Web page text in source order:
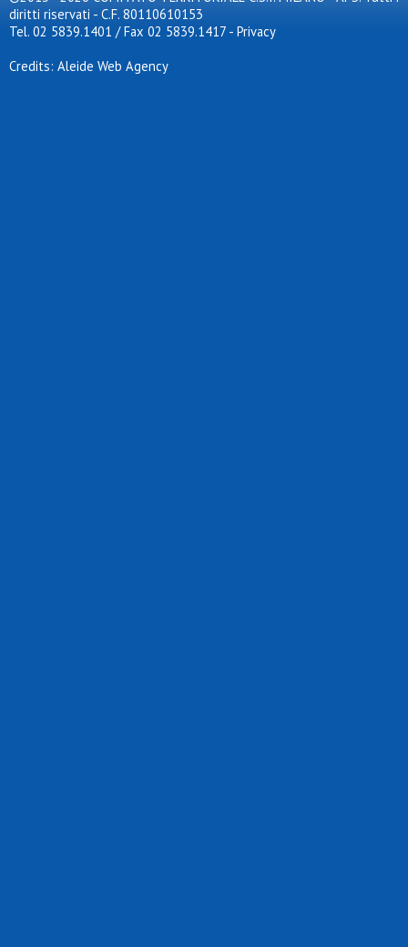
diritti riservati - C.F. 80110610153
Tel. 02 5839.1401 / Fax 02 5839.1417 - Privacy
Credits: Aleide Web Agency